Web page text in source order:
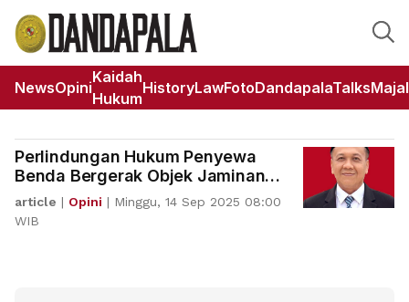
NewsOpini
Kaidah
Hukum
HistoryLawFotoDandapalaTalks
Perlindungan Hukum Penyewa
Benda Bergerak Objek Jaminan
Fidusia
article | Opini | Minggu, 14 Sep 2025 08:00
WIB